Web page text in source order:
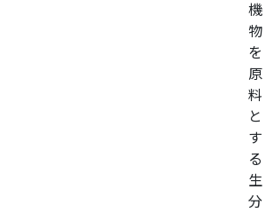
機
物
を
原
料
と
す
る
生
分